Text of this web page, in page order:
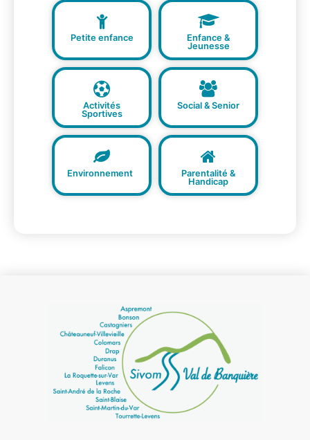
Petite enfance
Enfance &
Jeunesse
Activités
Sportives
Social & Senior
Environnement
Parentalité &
Handicap